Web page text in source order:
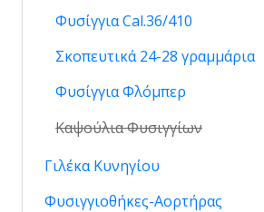
Φυσίγγια Cal.36/410
Σκοπευτικά 24-28 γραμμάρια
Φυσίγγια Φλόμπερ
Καψούλια Φυσιγγίων
Γιλέκα Κυνηγίου
Φυσιγγιοθήκες-Αορτήρας